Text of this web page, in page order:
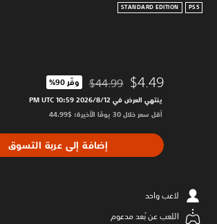
PS5
STANDARD EDITION
$4.49 مخصوم من السعر الأصلي البالغ $44.99‏
$44.99 وفّر 90%‏
ينتهي العرض في 12‏/8‏/2026 10:59 PM UTC‏
أقل سعر خلال 30 يومًا الأخيرة: $44.99‏
إضافة إلى عربة التسوق
لاعب واحد
اللعب عن بُعد مدعوم